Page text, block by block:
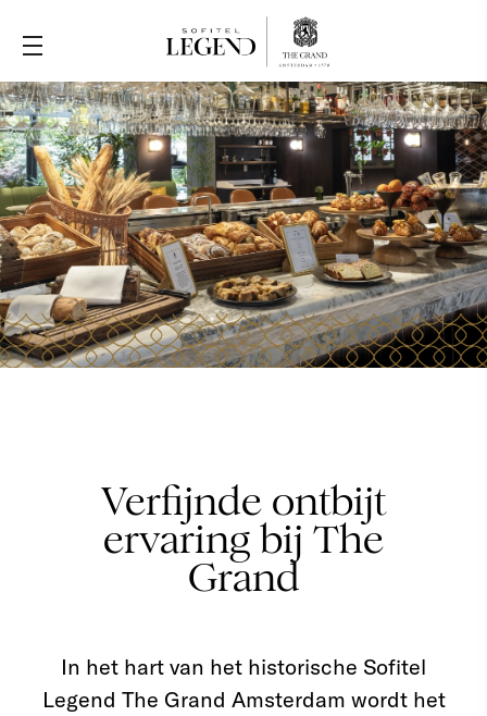
Verfijnde ontbijt
ervaring bij The
Grand
In het hart van het historische Sofitel
Legend The Grand Amsterdam wordt het